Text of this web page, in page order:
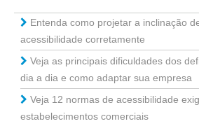
Entenda como projetar a inclinação
acessibilidade corretamente
Veja as principais dificuldades dos
dia a dia e como adaptar sua empresa
Veja 12 normas de acessibilidade
estabelecimentos comerciais